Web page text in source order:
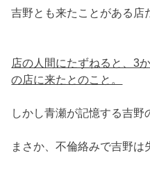
吉野とも来たことがある店
店の人間にたずねると、3
の店に来たとのこと。
しかし青瀬が記憶する吉野
まさか、不倫絡みで吉野は